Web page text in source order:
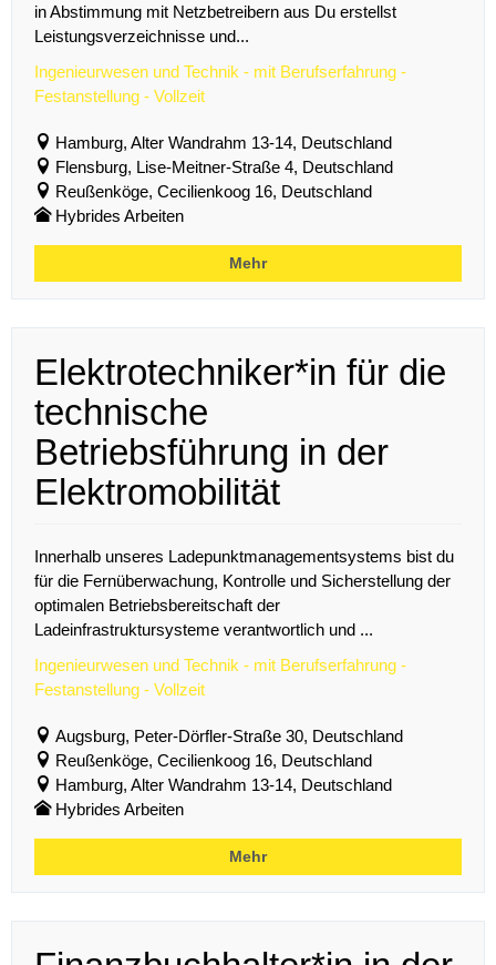
in Abstimmung mit Netzbetreibern aus Du erstellst
Leistungsverzeichnisse und...
Ingenieurwesen und Technik - mit Berufserfahrung -
Festanstellung - Vollzeit
Hamburg, Alter Wandrahm 13-14, Deutschland
Flensburg, Lise-Meitner-Straße 4, Deutschland
Reußenköge, Cecilienkoog 16, Deutschland
Hybrides Arbeiten
Mehr
Elektrotechniker*in für die
technische
Betriebsführung in der
Elektromobilität
Innerhalb unseres Ladepunktmanagementsystems bist du
für die Fernüberwachung, Kontrolle und Sicherstellung der
optimalen Betriebsbereitschaft der
Ladeinfrastruktursysteme verantwortlich und ...
Ingenieurwesen und Technik - mit Berufserfahrung -
Festanstellung - Vollzeit
Augsburg, Peter-Dörfler-Straße 30, Deutschland
Reußenköge, Cecilienkoog 16, Deutschland
Hamburg, Alter Wandrahm 13-14, Deutschland
Hybrides Arbeiten
Mehr